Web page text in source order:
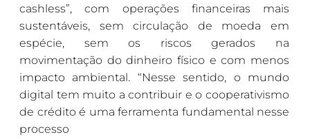
cashless”, com operações financeiras mais
sustentáveis, sem circulação de moeda em
espécie, sem os riscos gerados na
movimentação do dinheiro físico e com menos
impacto ambiental. “Nesse sentido, o mundo
digital tem muito a contribuir e o cooperativismo
de crédito é uma ferramenta fundamental nesse
processo